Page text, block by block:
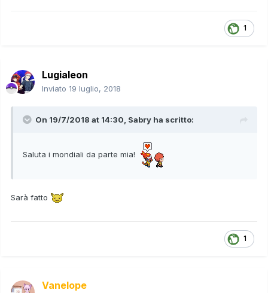
1
Lugialeon
Inviato 19 luglio, 2018
On 19/7/2018 at 14:30, Sabry ha scritto:
Saluta i mondiali da parte mia!
Sarà fatto
1
Vanelope